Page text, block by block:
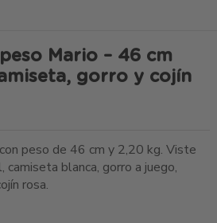
Mario – 46 cm
gorro y cojín
peso de 46 cm y 2,20 kg. Viste
blanca, gorro a juego,
rosa.